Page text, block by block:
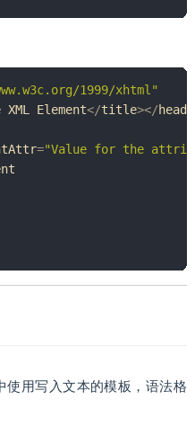
1999/xhtml"
XML Element</title></head
="Value for the
使用写入文本的模板，语法格